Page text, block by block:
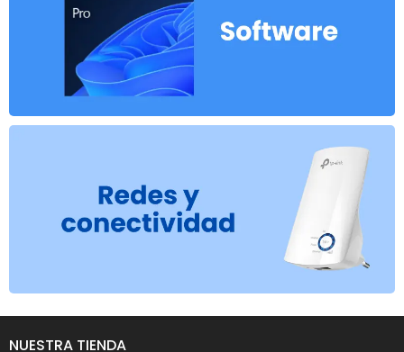
NUESTRA TIENDA